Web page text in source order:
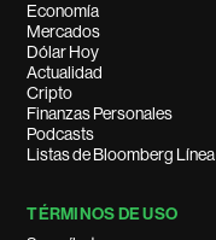
Economía
Mercados
Dólar Hoy
Actualidad
Cripto
Finanzas Personales
Podcasts
Listas de Bloomberg Línea
TÉRMINOS DE USO